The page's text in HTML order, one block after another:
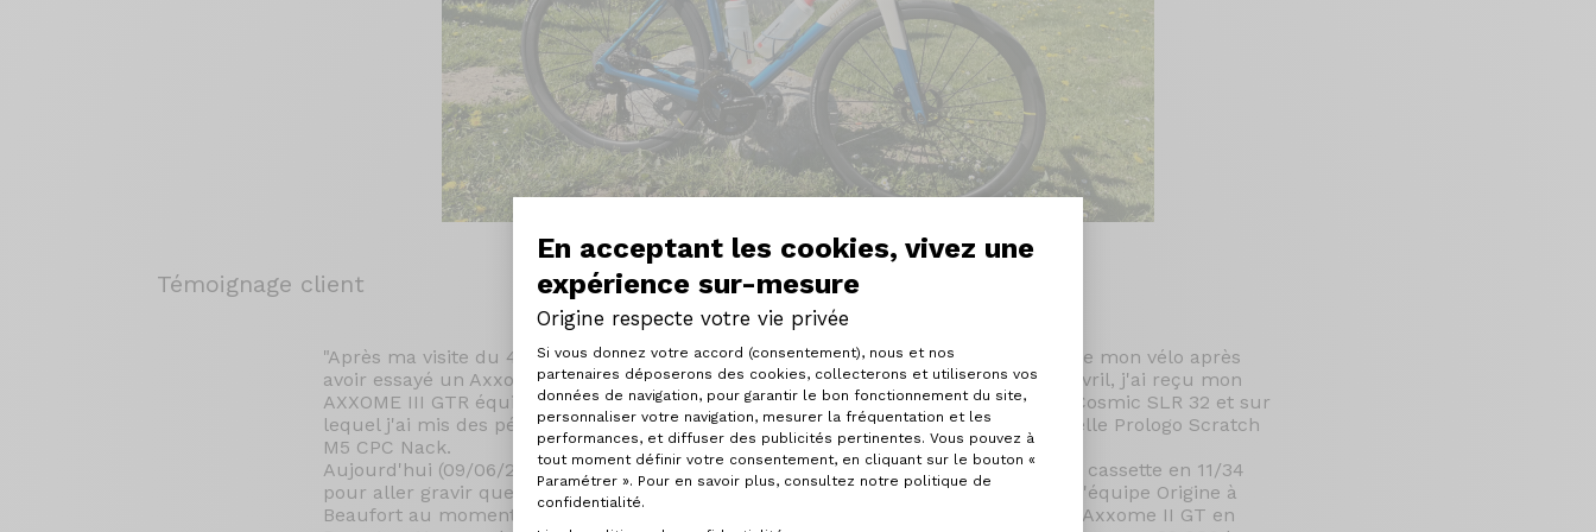
En acceptant les cookies, vivez une
expérience sur-mesure
Origine respecte votre vie privée
Plateforme de Gestion du Consentement : Personnalisez vos Options
Si vous donnez votre accord (consentement), nous et nos
partenaires déposerons des cookies, collecterons et utiliserons vos
données de navigation, pour garantir le bon fonctionnement du site,
personnaliser votre navigation, mesurer la fréquentation et les
performances, et diffuser des publicités pertinentes. Vous pouvez à
tout moment définir votre consentement, en cliquant sur le bouton «
Paramétrer ». Pour en savoir plus, consultez notre politique de
confidentialité.
Axeptio consent
Témoignage client
"Après ma visite du 4 mars 2025 à l'usine de Rouvigines où j'ai passé commande de mon vélo après
avoir essayé un Axxome III GTR que le service commercial m'avait préparé, le 17 avril, j'ai reçu mon
AXXOME III GTR équipé d'un groupe Shimano DURA ACE Di2 12v, de roues MAVIC Cosmic SLR 32 et sur
lequel j'ai mis des pédales FAVERO ASSIOMA DUO (capteur de puissance) et une selle Prologo Scratch
M5 CPC Nack.
Aujourd'hui (09/06/25), après 985 km, je suis très satisfait de ce vélo équipé d'une cassette en 11/34
pour aller gravir quelques cols alpins cet été ; je pourrai d'ailleurs rendre visite à l'équipe Origine à
Beaufort au moment du passage du TDF (je dois ajouter que je possédais déjà un Axxome II GT en